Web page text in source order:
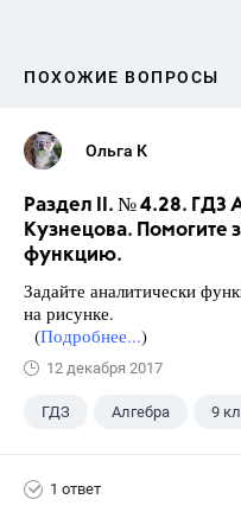
ПОХОЖИЕ ВОПРОСЫ
Ольга К
Раздел II. № 4.28. ГДЗ
Кузнецова. Помогите
функцию.
Задайте аналитически
на рисунке.
(Подробнее...)
12 декабря 2017
ГДЗ Алгебра 9
1 ответ